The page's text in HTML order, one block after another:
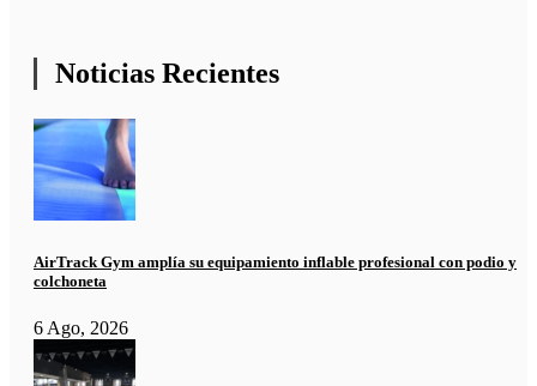
Noticias Recientes
AirTrack Gym amplía su equipamiento inflable profesional con podio y
colchoneta
6 Ago, 2026